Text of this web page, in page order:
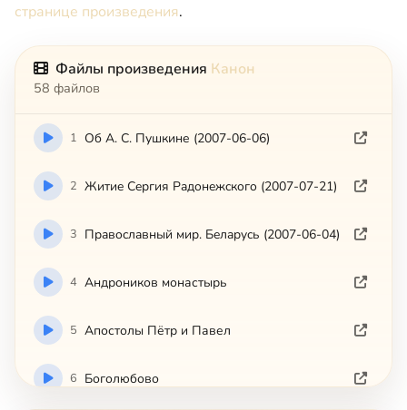
странице произведения.
Файлы произведения Канон
58 файлов
1 Об А. С. Пушкине (2007-06-06)
2 Житиe Cepгия Paдoнeжcкoгo (2007-07-21)
3 Пpaвocлaвный миp. Бeлapycь (2007-06-04)
4 Андроников монастырь
5 Апостолы Пётр и Павел
6 Боголюбово